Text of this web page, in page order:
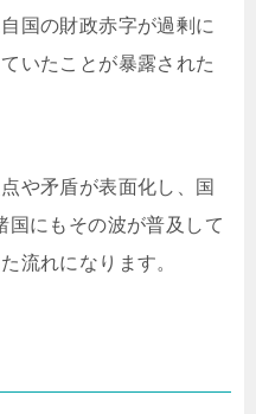
国の財政赤字が過剰に
いたことが暴露された
や矛盾が表面化し、国
国にもその波が普及して
流れになります。